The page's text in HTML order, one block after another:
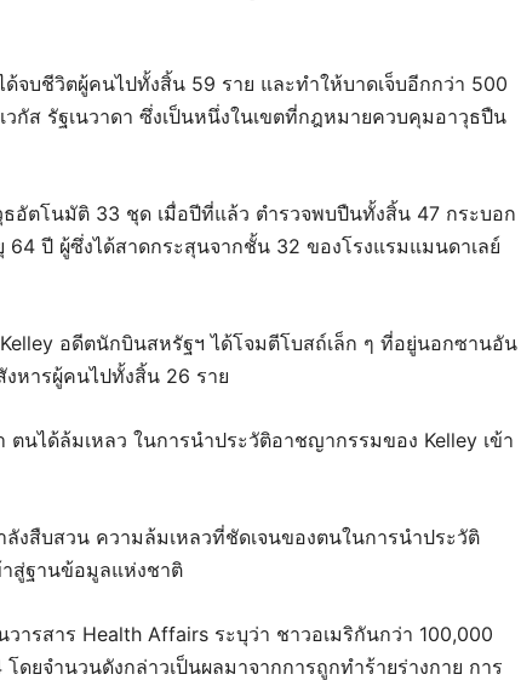
จบชีวิตผู้คนไปทั้งสิ้น 59 ราย และทำให้บาดเจ็บอีกกว่า 500
กัส รัฐเนวาดา ซึ่งเป็นหนึ่งในเขตที่กฎหมายควบคุมอาวุธปืน
อัตโนมัติ 33 ชุด เมื่อปีที่แล้ว ตำรวจพบปืนทั้งสิ้น 47 กระบอก
ปี ผู้ซึ่งได้สาดกระสุนจากชั้น 32 ของโรงแรมแมนดาเลย์
อดีตนักบินสหรัฐฯ ได้โจมตีโบสถ์เล็ก ๆ ที่อยู่นอกซานอัน
หารผู้คนไปทั้งสิ้น 26 ราย
นได้ล้มเหลว ในการนำประวัติอาชญากรรมของ Kelley เข้า
งสืบสวน ความล้มเหลวที่ชัดเจนของตนในการนำประวัติ
สู่ฐานข้อมูลแห่งชาติ
รสาร Health Affairs ระบุว่า ชาวอเมริกันกว่า 100,000
ดยจำนวนดังกล่าวเป็นผลมาจากการถูกทำร้ายร่างกาย การ